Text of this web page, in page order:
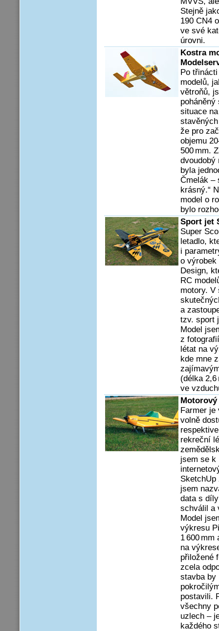
Stejně
190 CN4
ve své
úrovni.
Kostra
Po
modelů,
větroňů,
situace
že pro
objemu
500 mm.
dvoudobý
byla
Čmelák –
krásný.“
model o
bylo
Sport jet
Super
letadlo,
i
o výrobek
Design,
RC
motory. V
a
tzv. sport
Model
z
létat na
kde mne
(délka
ve
Motorový
Farmer je
volně
rekreční
jsem se k
jsem
data s
schválil a
Model
výkresu
1 600
na
přiložené
zcela
stavba by
postavili.
všechny
uzlech –
každého